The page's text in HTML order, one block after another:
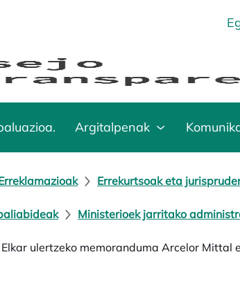
Argitalpenak
Errekurtsoak eta
Ministerioek jarritako
ulertzeko memoranduma Arcelor Mittal